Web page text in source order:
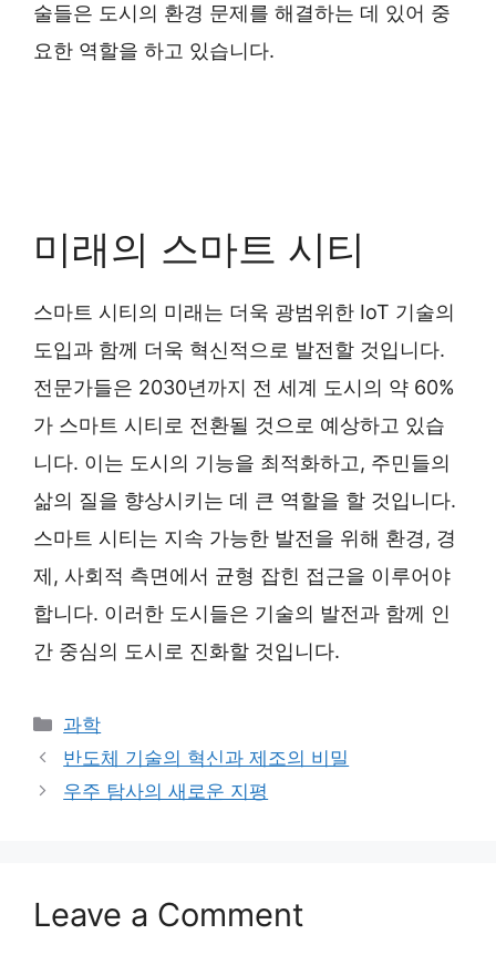
술들은 도시의 환경 문제를 해결하는 데 있어 중
요한 역할을 하고 있습니다.
미래의 스마트 시티
스마트 시티의 미래는 더욱 광범위한 IoT 기술의
도입과 함께 더욱 혁신적으로 발전할 것입니다.
전문가들은 2030년까지 전 세계 도시의 약 60%
가 스마트 시티로 전환될 것으로 예상하고 있습
니다. 이는 도시의 기능을 최적화하고, 주민들의
삶의 질을 향상시키는 데 큰 역할을 할 것입니다.
스마트 시티는 지속 가능한 발전을 위해 환경, 경
제, 사회적 측면에서 균형 잡힌 접근을 이루어야
합니다. 이러한 도시들은 기술의 발전과 함께 인
간 중심의 도시로 진화할 것입니다.
Categories
과학
반도체 기술의 혁신과 제조의 비밀
우주 탐사의 새로운 지평
Leave a Comment